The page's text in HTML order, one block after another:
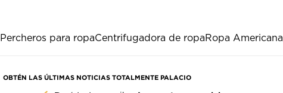
Percheros para ropaCentrifugadora de ropaRopa Americana
OBTÉN LAS ÚLTIMAS NOTICIAS TOTALMENTE PALACIO